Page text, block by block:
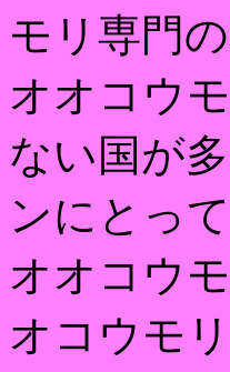
モリ専門
オオコウ
ない国が
ンにとっ
オオコウ
オコウモ